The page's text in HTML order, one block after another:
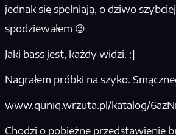
jednak się spełniają, o dziwo
spodziewałem 😉
Jaki bass jest, każdy widzi. :]
Nagrałem próbki na szyko.
www.quniq.wrzuta.pl/katalog/
Chodzi o pobieżne przedstawienie